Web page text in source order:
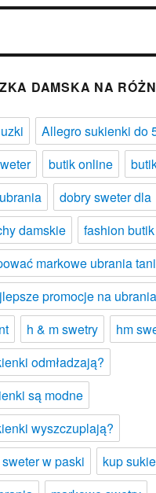
DAMSKA NA
Allegro sukienki do
butik online
dobry sweter dla
damskie
fashion butik
markowe ubrania
promocje na
h & m swetry
hm
odmładzają?
są modne
wyszczuplają?
w paski
kup